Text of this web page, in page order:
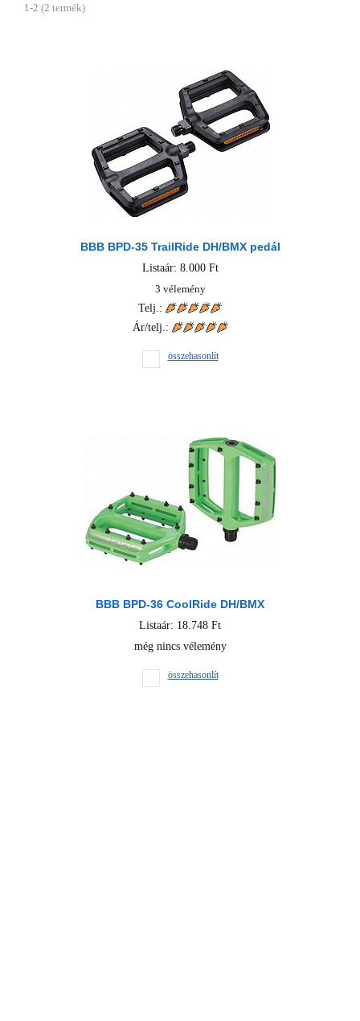
1-2 (2 termék)
BBB BPD-35 TrailRide DH/BMX pedál
Listaár: 8.000 Ft
3 vélemény
Telj.:
Ár/telj.:
összehasonlít
BBB BPD-36 CoolRide DH/BMX
Listaár: 18.748 Ft
még nincs vélemény
összehasonlít